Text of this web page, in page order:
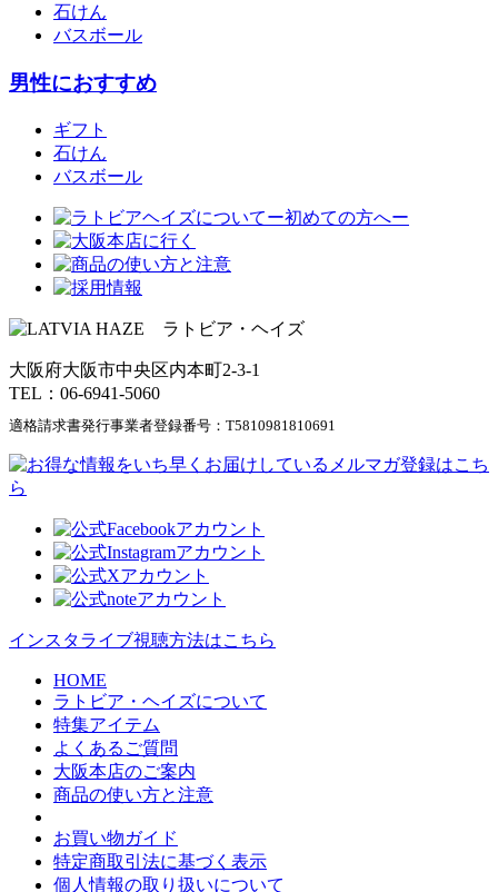
石けん
バスボール
男性におすすめ
ギフト
石けん
バスボール
大阪府大阪市中央区内本町2-3-1
TEL：06-6941-5060
適格請求書発行事業者登録番号： T5810981810691
インスタライブ視聴方法はこちら
HOME
ラトビア・ヘイズについて
特集アイテム
よくあるご質問
大阪本店のご案内
商品の使い方と注意
お買い物ガイド
特定商取引法に基づく表示
個人情報の取り扱いについて